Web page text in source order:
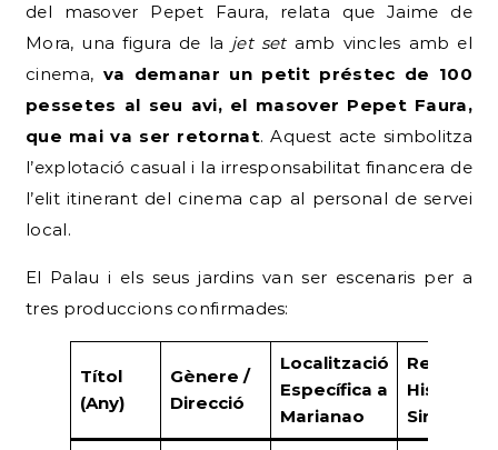
del masover Pepet Faura, relata que Jaime de
Mora, una figura de la jet setamb vincles amb el
cinema, va demanar un petit préstec de 100
pessetes al seu avi, el masover Pepet Faura,
que mai va ser retornat. Aquest acte simbolitza
l’explotació casual i la irresponsabilitat financera de
l’elit itinerant del cinema cap al personal de servei
local.
El Palau i els seus jardins van ser escenaris per a
tres produccions confirmades:
Títol
(Any)
Gènere /
Direcció
Localització
Específica a
Marianao
Ressalt
Històric /
Sinopsi